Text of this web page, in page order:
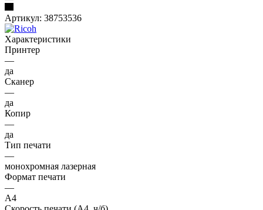
Артикул: 38753536
Характеристики
Принтер
—
да
Сканер
—
да
Копир
—
да
Тип печати
—
монохромная лазерная
Формат печати
—
A4